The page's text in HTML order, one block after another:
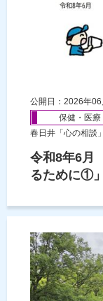
公開日：2026年06
保健・医療
春日井「心の相談
令和8年6月
るために①」